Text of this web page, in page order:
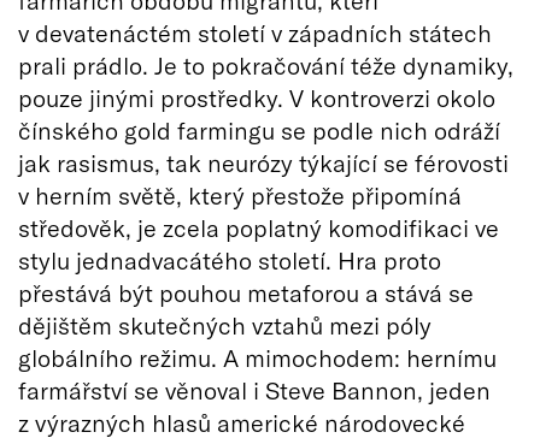
v devatenáctém století v západních státech
prali prádlo. Je to pokračování téže dynamiky,
pouze jinými prostředky. V kontroverzi okolo
čínského gold farmingu se podle nich odráží
jak rasismus, tak neurózy týkající se férovosti
v herním světě, který přestože připomíná
středověk, je zcela poplatný komodifikaci ve
stylu jednadvacátého století. Hra proto
přestává být pouhou metaforou a stává se
dějištěm skutečných vztahů mezi póly
globálního režimu. A mimochodem: hernímu
farmářství se věnoval i Steve Bannon, jeden
z výrazných hlasů americké národovecké